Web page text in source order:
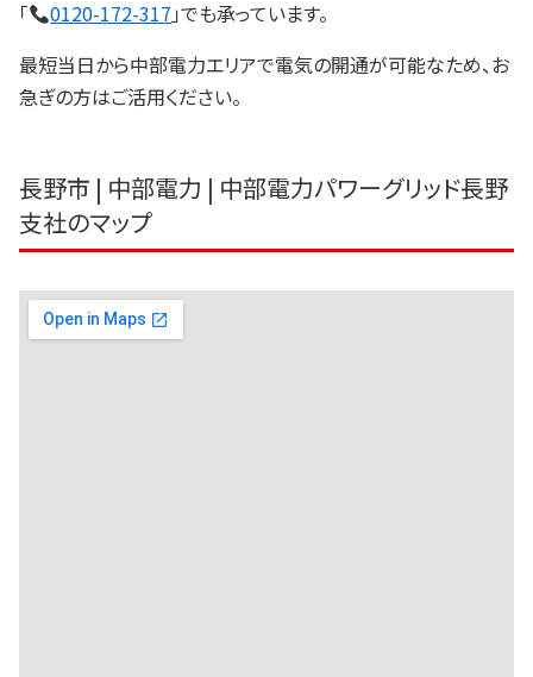
「
0120-172-317 」でも承っています。
最短当日から中部電力エリアで電気の開通が可能なため、お
急ぎの方はご活用ください。
長野市 | 中部電力 | 中部電力パワーグリッド長野
支社のマップ